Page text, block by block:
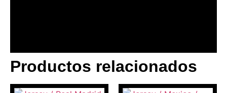
BANNER CON
PROMOCIONES 1
Productos relacionados